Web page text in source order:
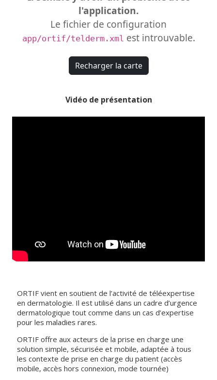
Vidéo de présentation
ORTIF vient en soutient de l’activité de téléexpertise
en dermatologie. Il est utilisé dans un cadre d’urgence
dermatologique tout comme dans un cas d’expertise
pour les maladies rares.
ORTIF offre aux acteurs de la prise en charge une
solution simple, sécurisée et mobile, adaptée à tous
les contexte de prise en charge du patient (accès
mobile, accès hors connexion, mode tournée)